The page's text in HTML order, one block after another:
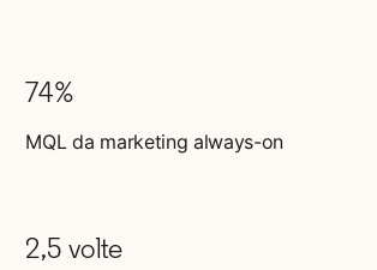
74%
MQL da marketing always-on
2,5 volte